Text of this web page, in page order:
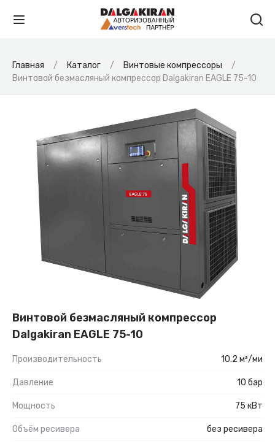
Главная Каталог
Винтовые компрессоры
Винтовой безмасляный компрессор Dalgakiran EAGLE 75-10
Винтовой безмасляный компрессор
Dalgakiran EAGLE 75-10
Производительность 10.2 м³/ми
Давление 10 бар
Мощность 75 кВт
Объём ресивера без ресивера